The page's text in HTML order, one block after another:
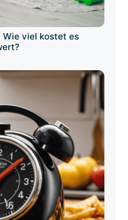
Wie viel kostet es